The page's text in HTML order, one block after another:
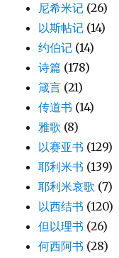
尼希米记 (26)
以斯帖记 (14)
约伯记 (14)
诗篇 (178)
箴言 (21)
传道书 (14)
雅歌 (8)
以赛亚书 (129)
耶利米书 (139)
耶利米哀歌 (7)
以西结书 (120)
但以理书 (26)
何西阿书 (28)